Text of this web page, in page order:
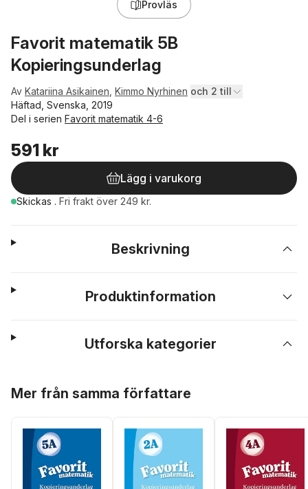
Provläs
Favorit matematik 5B
Kopieringsunderlag
Av Katariina Asikainen Kimmo Nyrhinen och 2 till
Häftad, Svenska, 2019
Del i serien Favorit matematik 4-6
591 kr
Lägg i varukorg
Skickas . Fri frakt över 249 kr.
Beskrivning
Produktinformation
Utforska kategorier
Mer från samma författare